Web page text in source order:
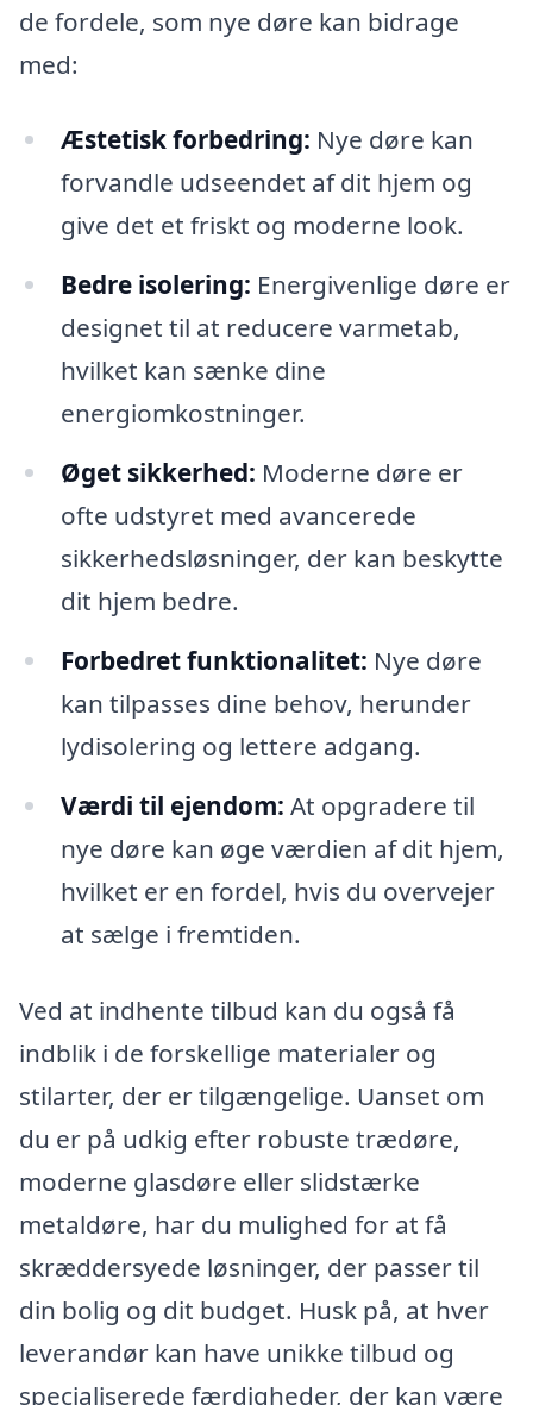
de fordele, som nye døre kan bidrage
med:
Æstetisk forbedring: Nye døre kan
forvandle udseendet af dit hjem og
give det et friskt og moderne look.
Bedre isolering: Energivenlige døre er
designet til at reducere varmetab,
hvilket kan sænke dine
energiomkostninger.
Øget sikkerhed: Moderne døre er
ofte udstyret med avancerede
sikkerhedsløsninger, der kan beskytte
dit hjem bedre.
Forbedret funktionalitet: Nye døre
kan tilpasses dine behov, herunder
lydisolering og lettere adgang.
Værdi til ejendom: At opgradere til
nye døre kan øge værdien af dit hjem,
hvilket er en fordel, hvis du overvejer
at sælge i fremtiden.
Ved at indhente tilbud kan du også få
indblik i de forskellige materialer og
stilarter, der er tilgængelige. Uanset om
du er på udkig efter robuste trædøre,
moderne glasdøre eller slidstærke
metaldøre, har du mulighed for at få
skræddersyede løsninger, der passer til
din bolig og dit budget. Husk på, at hver
leverandør kan have unikke tilbud og
specialiserede færdigheder, der kan være